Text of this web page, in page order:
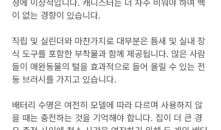
이 없는 경향이 있습니다.
직립 및 실린더와 마찬가지로 대부분은 틈새 및 실내 장
식 도구를 포함한 부착물과 함께 제공됩니다. 많은 사람
들이 애완동물의 털을 효과적으로 들어 올릴 수 있는 전
동 브러시를 가지고 있습니다.
배터리 수명은 여전히 ​​모델에 따라 다르며 사용하지 않
을 때는 충전하는 것을 기억해야 합니다. 집이 더 큰 경